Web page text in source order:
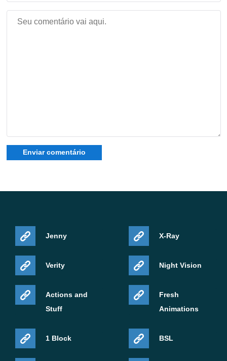
As correções de crashes se aplicam
Jenny
Verity
Actions and
Stuff
1 Block
X-Ray
Night Vision
Fresh
Animations
BSL